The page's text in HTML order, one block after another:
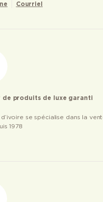
Courriel
de produits de luxe garanti
d’ivoire se spécialise dans la
1978